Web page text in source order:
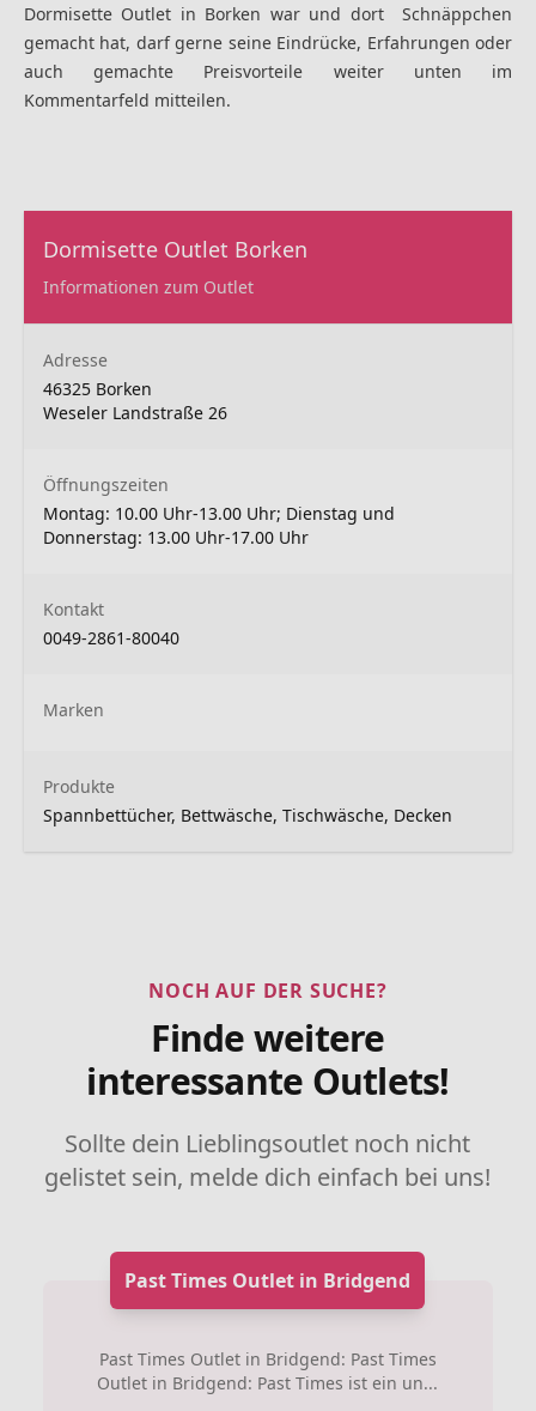
Dormisette Outlet in Borken war und dort Schnäppchen
gemacht hat, darf gerne seine Eindrücke, Erfahrungen oder
auch gemachte Preisvorteile weiter unten im
Kommentarfeld mitteilen.
Dormisette Outlet Borken
Informationen zum Outlet
Adresse
46325 Borken
Weseler Landstraße 26
Öffnungszeiten
Montag: 10.00 Uhr-13.00 Uhr; Dienstag und
Donnerstag: 13.00 Uhr-17.00 Uhr
Kontakt
0049-2861-80040
Marken
Produkte
Spannbettücher, Bettwäsche, Tischwäsche, Decken
NOCH AUF DER SUCHE?
Finde weitere
interessante Outlets!
Sollte dein Lieblingsoutlet noch nicht
gelistet sein, melde dich einfach bei uns!
Past Times Outlet in Bridgend
Past Times Outlet in Bridgend: Past Times
Outlet in Bridgend: Past Times ist ein un...